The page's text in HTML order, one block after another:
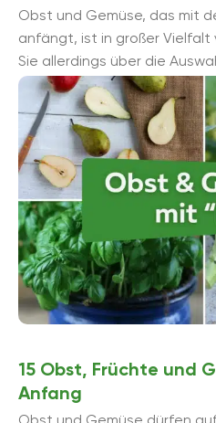
Obst und Gemüse, das mit
anfängt, ist in großer Vielfalt
Sie allerdings über die
hinausschauen.&...
15 Obst, Früchte und
Anfang